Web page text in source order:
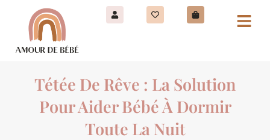
Tétée De Rêve : La Solution
Pour Aider Bébé À Dormir
Toute La Nuit